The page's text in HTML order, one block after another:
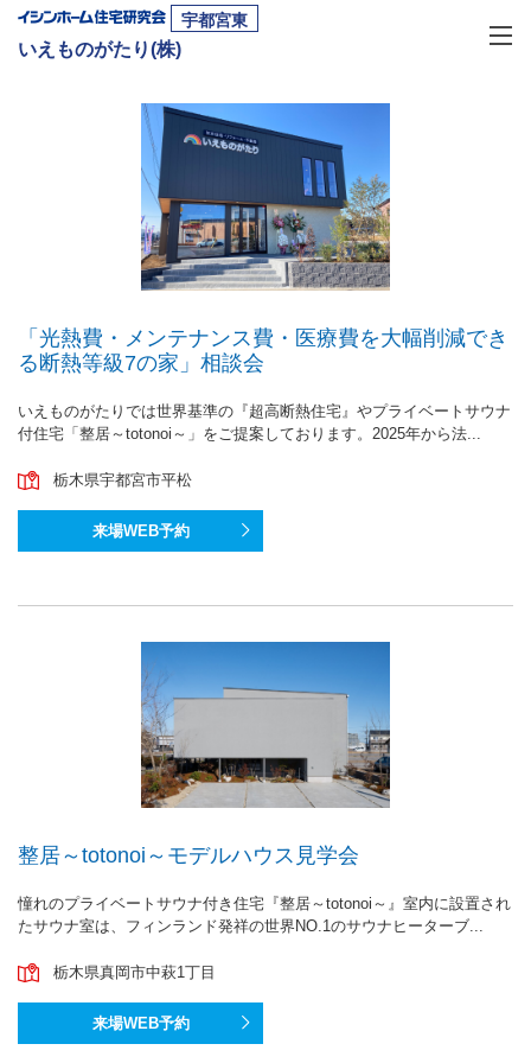
宇都宮東
いえものがたり(株)
「光熱費・メンテナンス費・医療費を大幅削減でき
る断熱等級7の家」相談会
いえものがたりでは世界基準の『超高断熱住宅』やプライベートサウナ
付住宅「整居～totonoi～」をご提案しております。2025年から法...
栃木県宇都宮市平松
来場WEB予約
整居～totonoi～モデルハウス見学会
憧れのプライベートサウナ付き住宅『整居～totonoi～』室内に設置され
たサウナ室は、フィンランド発祥の世界NO.1のサウナヒーターブ...
栃木県真岡市中萩1丁目
来場WEB予約